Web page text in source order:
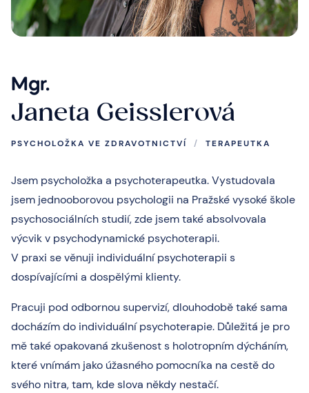
Mgr.
Janeta Geisslerová
PSYCHOLOŽKA VE ZDRAVOTNICTVÍ / TERAPEUTKA
Jsem psycholožka a psychoterapeutka. Vystudovala
jsem jednooborovou psychologii na Pražské vysoké škole
psychosociálních studií, zde jsem také absolvovala
výcvik v psychodynamické psychoterapii.
V praxi se věnuji individuální psychoterapii s
dospívajícími a dospělými klienty.
Pracuji pod odbornou supervizí, dlouhodobě také sama
docházím do individuální psychoterapie. Důležitá je pro
mě také opakovaná zkušenost s holotropním dýcháním,
které vnímám jako úžasného pomocníka na cestě do
svého nitra, tam, kde slova někdy nestačí.